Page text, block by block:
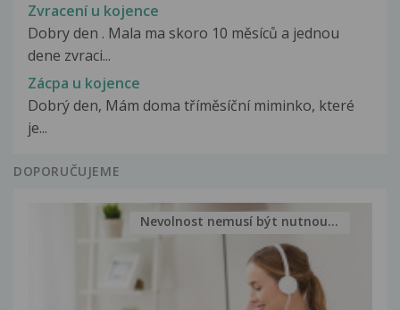
Zvracení u kojence
Dobry den . Mala ma skoro 10 měsíců a jednou
dene zvraci...
Zácpa u kojence
Dobrý den, Mám doma tříměsíční miminko, které
je...
DOPORUČUJEME
Nevolnost nemusí být nutnou...